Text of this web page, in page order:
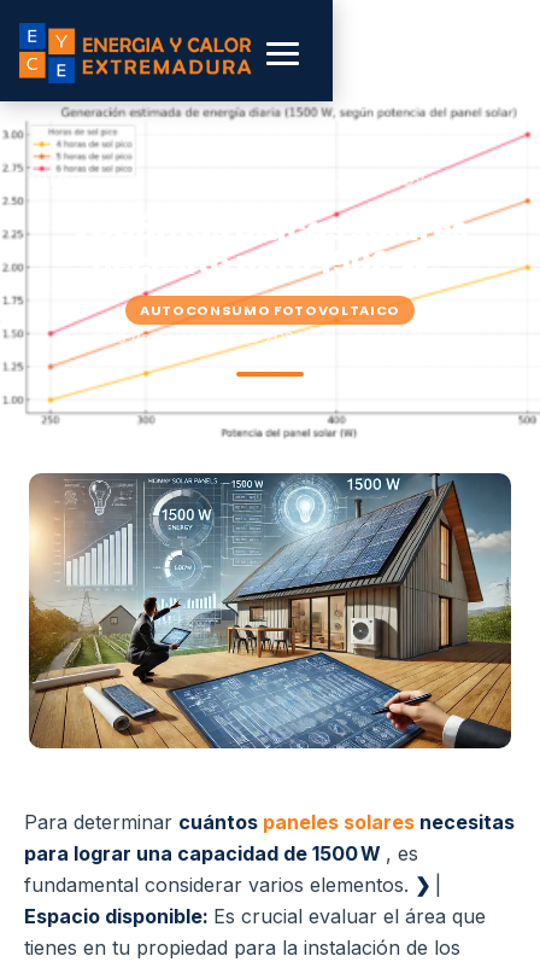
AUTOCONSUMO FOTOVOLTAICO
¿Cuántas placas solares
necesito para 1500 W?
AUTOCONSUMO FOTOVOLTAICO
📅 16 de noviembre de 2024⏱ 11 min de lectura
Para determinar cuántos paneles solares necesitas
para lograr una capacidad de 1500 W , es
fundamental considerar varios elementos. ❯
Espacio disponible: Es crucial evaluar el área que
tienes en tu propiedad para la instalación de los